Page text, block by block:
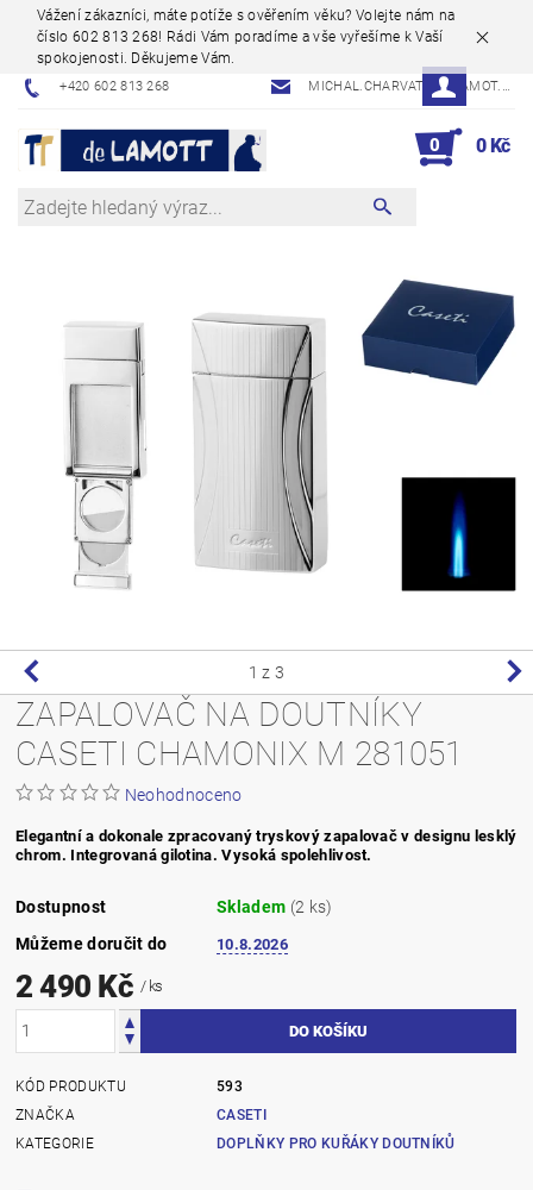
Vážení zákazníci, máte potíže s ověřením věku? Volejte nám na
číslo 602 813 268! Rádi Vám poradíme a vše vyřešíme k Vaší
spokojenosti. Děkujeme Vám.
+420 602 813 268 MICHAL.CHARVAT@DELAMOT.CZ
0 0 Kč
1 z 3
ZAPALOVAČ NA DOUTNÍKY
CASETI CHAMONIX M 281051
Neohodnoceno
Elegantní a dokonale zpracovaný tryskový zapalovač v designu lesklý
chrom. Integrovaná gilotina. Vysoká spolehlivost.
Dostupnost Skladem (2 ks)
Můžeme doručit do
10.8.2026
2 490 Kč / ks
KÓD PRODUKTU
593
ZNAČKA
CASETI
KATEGORIE
DOPLŇKY PRO KUŘÁKY DOUTNÍKŮ